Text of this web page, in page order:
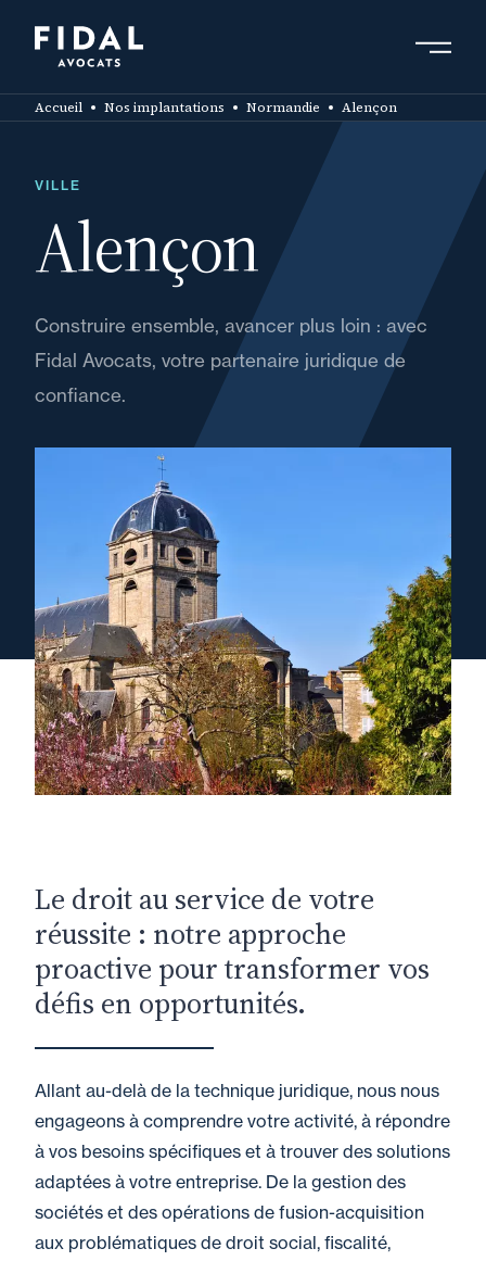
contenu
principal
Accueil Nos implantations Normandie Alençon
VILLE
Alençon
Construire ensemble, avancer plus loin : avec
Fidal Avocats, votre partenaire juridique de
confiance.
Le droit au service de votre
réussite : notre approche
proactive pour transformer vos
défis en opportunités.
Allant au-delà de la technique juridique, nous nous
engageons à comprendre votre activité, à répondre
à vos besoins spécifiques et à trouver des solutions
adaptées à votre entreprise. De la gestion des
sociétés et des opérations de fusion-acquisition
aux problématiques de droit social, fiscalité,